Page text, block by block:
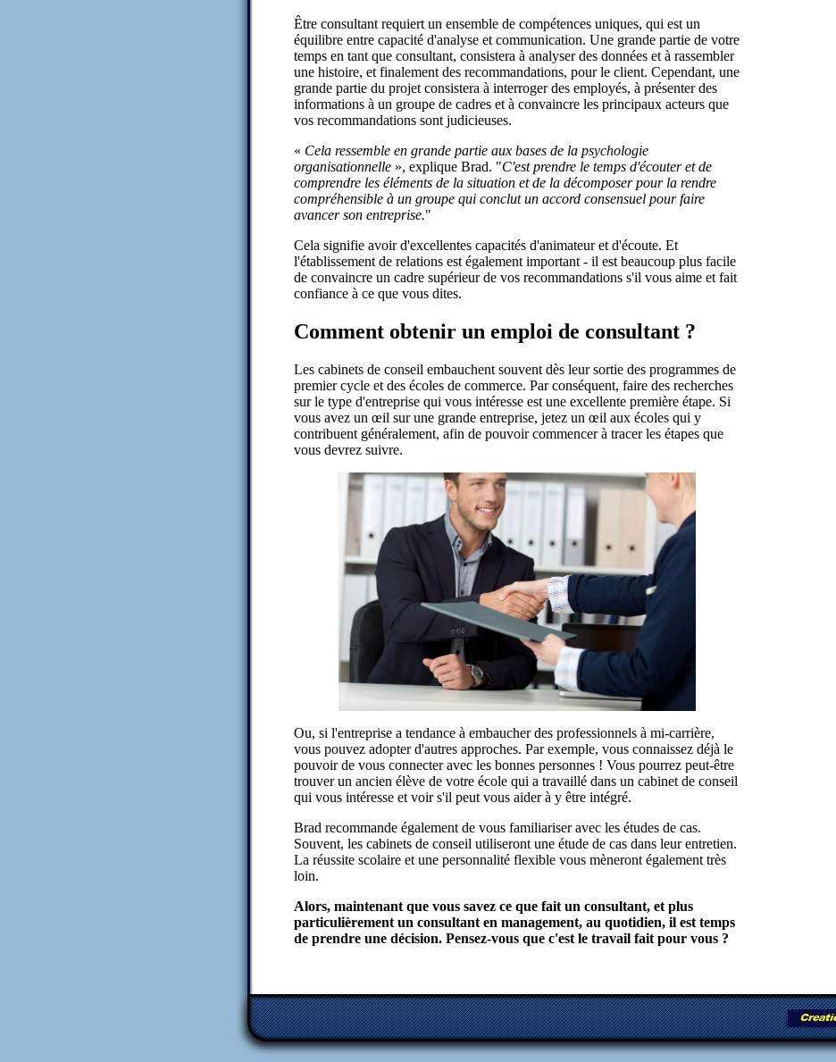
Être consultant requiert un ensemble de compétences uniques, qui est un
équilibre entre capacité d'analyse et communication. Une grande partie de votre
temps en tant que consultant, consistera à analyser des données et à rassembler
une histoire, et finalement des recommandations, pour le client. Cependant, une
grande partie du projet consistera à interroger des employés, à présenter des
informations à un groupe de cadres et à convaincre les principaux acteurs que
vos recommandations sont judicieuses.
« Cela ressemble en grande partie aux bases de la psychologie
organisationnelle », explique Brad. "C'est prendre le temps d'écouter et de
comprendre les éléments de la situation et de la décomposer pour la rendre
compréhensible à un groupe qui conclut un accord consensuel pour faire
avancer son entreprise."
Cela signifie avoir d'excellentes capacités d'animateur et d'écoute. Et
l'établissement de relations est également important - il est beaucoup plus facile
de convaincre un cadre supérieur de vos recommandations s'il vous aime et fait
confiance à ce que vous dites.
Comment obtenir un emploi de consultant ?
Les cabinets de conseil embauchent souvent dès leur sortie des programmes de
premier cycle et des écoles de commerce. Par conséquent, faire des recherches
sur le type d'entreprise qui vous intéresse est une excellente première étape. Si
vous avez un œil sur une grande entreprise, jetez un œil aux écoles qui y
contribuent généralement, afin de pouvoir commencer à tracer les étapes que
vous devrez suivre.
Ou, si l'entreprise a tendance à embaucher des professionnels à mi-carrière,
vous pouvez adopter d'autres approches. Par exemple, vous connaissez déjà le
pouvoir de vous connecter avec les bonnes personnes ! Vous pourrez peut-être
trouver un ancien élève de votre école qui a travaillé dans un cabinet de conseil
qui vous intéresse et voir s'il peut vous aider à y être intégré.
Brad recommande également de vous familiariser avec les études de cas.
Souvent, les cabinets de conseil utiliseront une étude de cas dans leur entretien.
La réussite scolaire et une personnalité flexible vous mèneront également très
loin.
Alors, maintenant que vous savez ce que fait un consultant, et plus
particulièrement un consultant en management, au quotidien, il est temps
de prendre une décision. Pensez-vous que c'est le travail fait pour vous ?